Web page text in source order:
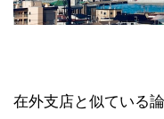
在外支店と似ている